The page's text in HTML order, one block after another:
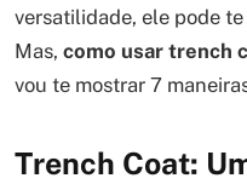
versatilidade, ele pode
Mas, como usar trench
vou te mostrar 7
Trench Coat: